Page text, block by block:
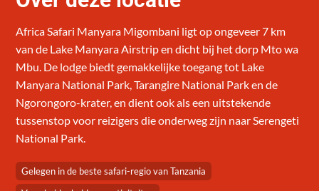
Africa Safari Manyara Migombani ligt op ongeveer 7 km
van de Lake Manyara Airstrip en dicht bij het dorp Mto wa
Mbu. De lodge biedt gemakkelijke toegang tot Lake
Manyara National Park, Tarangire National Park en de
Ngorongoro-krater, en dient ook als een uitstekende
tussenstop voor reizigers die onderweg zijn naar Serengeti
National Park.
Gelegen in de beste safari-regio van Tanzania